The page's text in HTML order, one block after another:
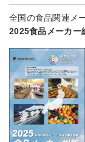
全国の食品関連
2025食品メーカー